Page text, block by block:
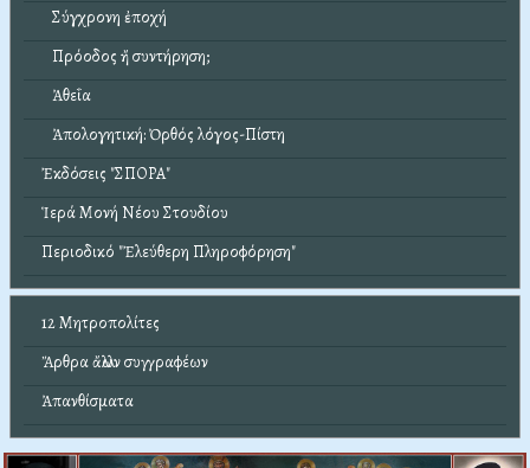
Σύγχρονη ἐποχή
Πρόοδος ἤ συντήρηση;
Ἀθεΐα
Ἀπολογητική: Ὀρθός λόγος-Πίστη
Ἐκδόσεις "ΣΠΟΡΑ"
Ἱερά Μονή Νέου Στουδίου
Περιοδικό "Ἐλεύθερη Πληροφόρηση"
12 Μητροπολίτες
Ἄρθρα ἄλλων συγγραφέων
Ἀπανθίσματα